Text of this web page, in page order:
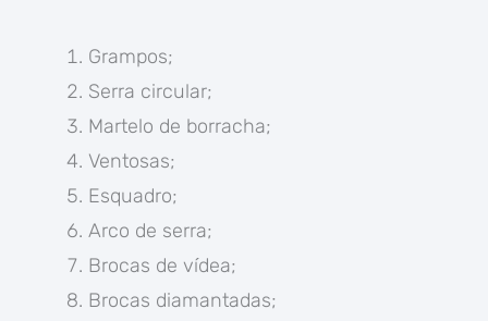
Grampos;
Serra circular;
Martelo de borracha;
Ventosas;
Esquadro;
Arco de serra;
Brocas de vídea;
Brocas diamantadas;